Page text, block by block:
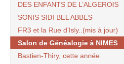
DES ENFANTS DE L’ALGEROIS
SONIS SIDI BEL ABBES
FR3 et la Rue d’Isly..(mis à jour)
Salon de Généalogie à NIMES
Bastien-Thiry, cette année